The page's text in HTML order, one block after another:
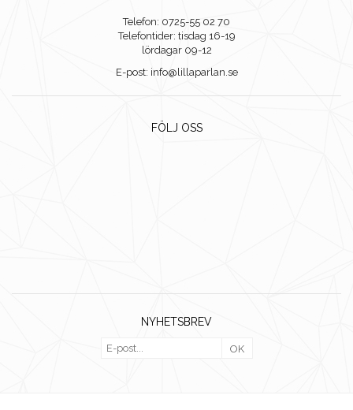
Telefon: 0725-55 02 70
Telefontider: tisdag 16-19
lördagar 09-12
E-post: info@lillaparlan.se
FÖLJ OSS
NYHETSBREV
OK